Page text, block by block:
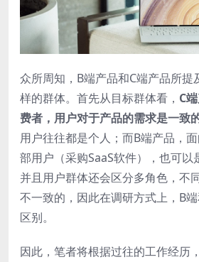
众所周知，B端产品和C端产品所提
样的群体。首先从目标群体看， C
费者，用户对于产品的需求是一致
用户往往都是个人；而B端产品，
部用户（采购SaaS软件），也可以
并且用户群体还会区分多角色，不
不一致的，因此在调研方式上，B
区别。
因此，笔者将根据过往的工作经历